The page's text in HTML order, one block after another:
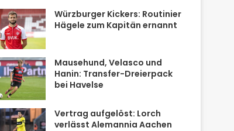
Würzburger Kickers: Routinier
Hägele zum Kapitän ernannt
Mausehund, Velasco und
Hanin: Transfer-Dreierpack
bei Havelse
Vertrag aufgelöst: Lorch
verlässt Alemannia Aachen